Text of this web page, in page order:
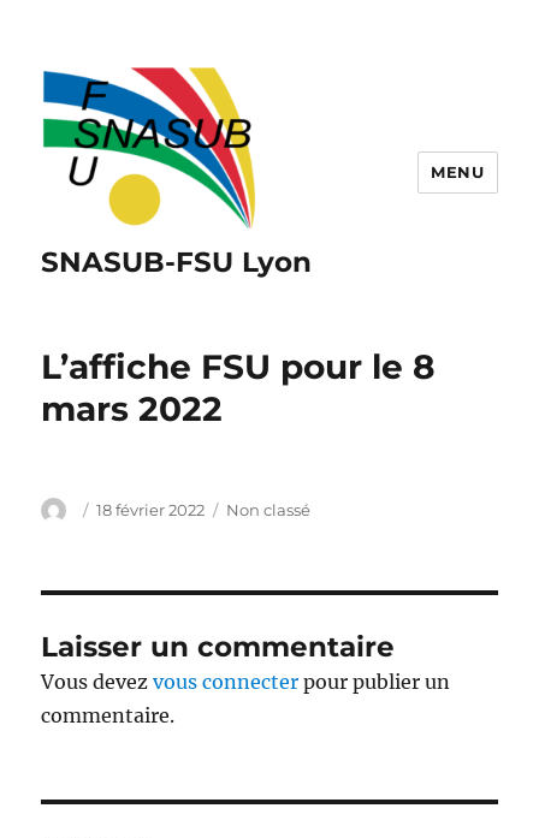
SNASUB-FSU Lyon
MENU
L’affiche FSU pour le 8
mars 2022
Auteur
Publié
18 février 2022 Catégories
Non classé
Laisser un commentaire
Vous devezvous connecter pour publier un
commentaire.